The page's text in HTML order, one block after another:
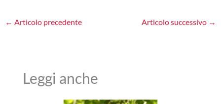
← Articolo precedente Articolo successivo →
Leggi anche